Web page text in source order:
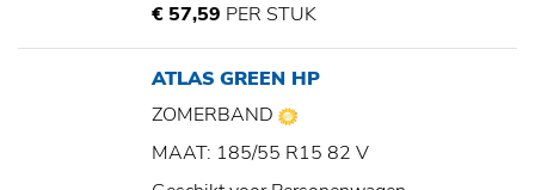
€ 57,59 PER STUK
ATLAS GREEN HP
ZOMERBAND
MAAT: 185/55 R15 82 V